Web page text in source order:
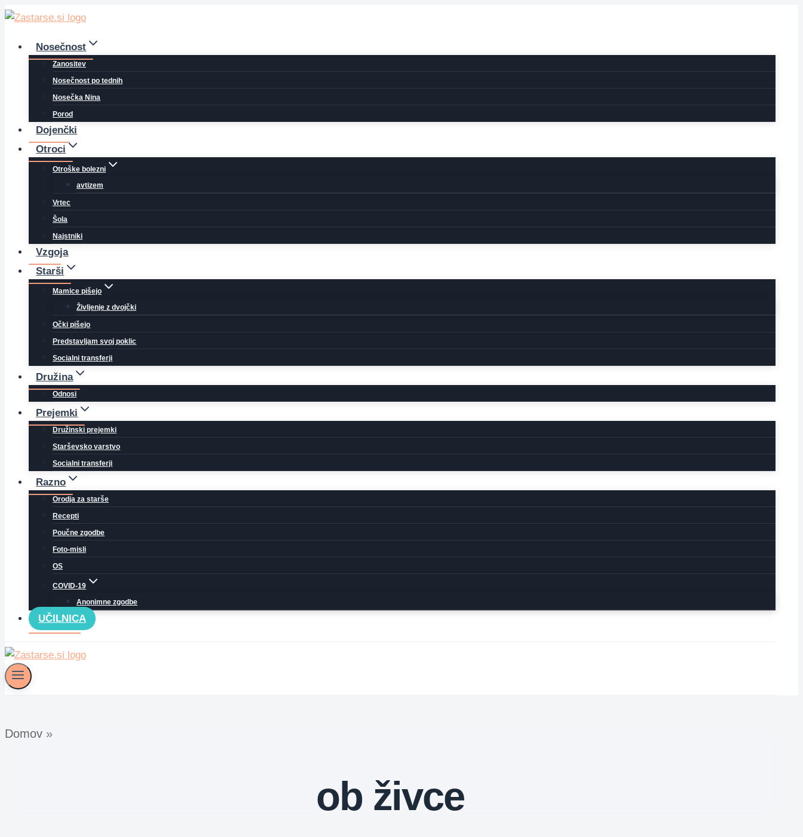
Skip
contentNosečnost
Zanositev
Nosečnost po tednih
Nosečka Nina
Porod
Dojenčki
Otroci
Otroške bolezni
avtizem
Vrtec
Šola
Najstniki
Vzgoja
Starši
Mamice pišejo
Življenje z dvojčki
Očki pišejo
Predstavljam svoj poklic
Socialni transferji
Družina
Odnosi
Prejemki
Družinski prejemki
Starševsko varstvo
Socialni transferji
Razno
Orodja za starše
Recepti
Poučne zgodbe
Foto-misli
OS
COVID-19
Anonimne zgodbe
UČILNICA
Domov »
ob živce